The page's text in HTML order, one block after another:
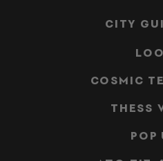
CITY
COSMIC
THESS
POP